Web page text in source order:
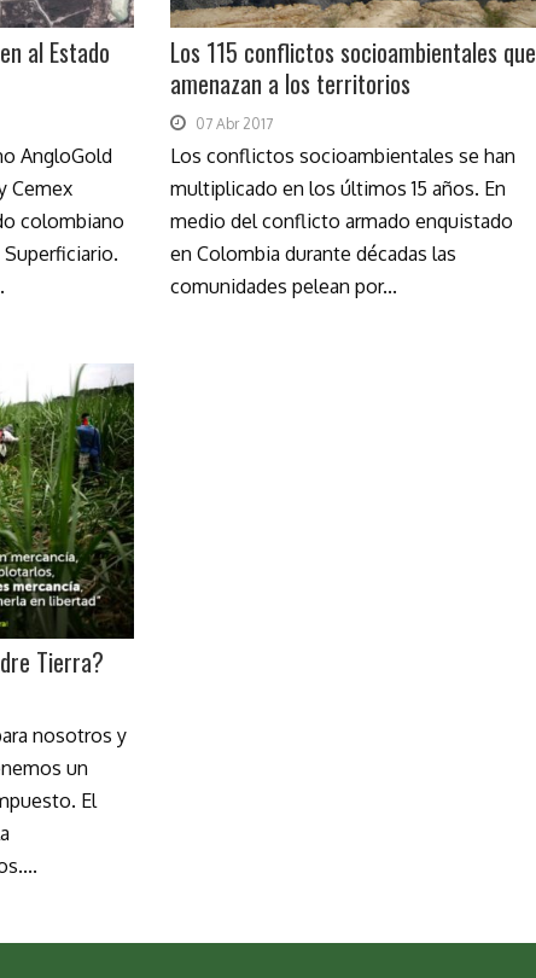
al Estado
AngloGold
Cemex
colombiano
Los 115 conflictos socioambientales que
amenazan a los territorios
07 Abr 2017
Los conflictos socioambientales se han
multiplicado en los últimos 15 años. En
medio del conflicto armado enquistado
en Colombia durante décadas las
comunidades pelean por...
Tierra?
nosotros y
un
El